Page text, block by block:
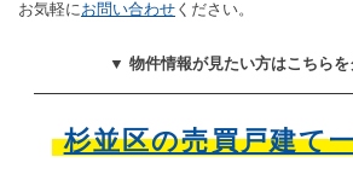
お気軽に お問い合わせ ください。
▼ 物件情報が見たい方はこちら
杉並区の売買戸建て